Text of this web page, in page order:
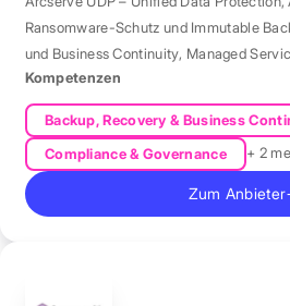
Ransomware-Schutz und Immutable
und Business Continuity, Managed
Kompetenzen
Backup, Recovery & Business
Compliance & Governance
+ 2
Zum Anbieter